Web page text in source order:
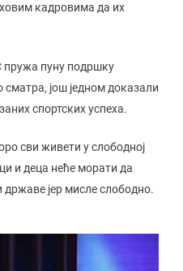
кадровима да их
пружа пуну подршку
сматра, још једном доказали
спортских успеха.
сви живети у слободној
и деца неће морати да
државе јер мисле слободно.